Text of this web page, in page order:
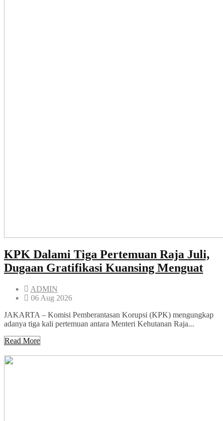
KPK Dalami Tiga Pertemuan Raja Juli,
Dugaan Gratifikasi Kuansing Menguat
ADMIN
06 Aug 2026
JAKARTA – Komisi Pemberantasan Korupsi (KPK) mengungkap
adanya tiga kali pertemuan antara Menteri Kehutanan Raja...
Read More